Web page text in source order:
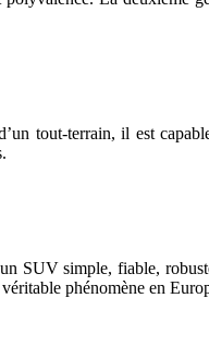
tout-terrain, il est
SUV simple, fiable,
phénomène en